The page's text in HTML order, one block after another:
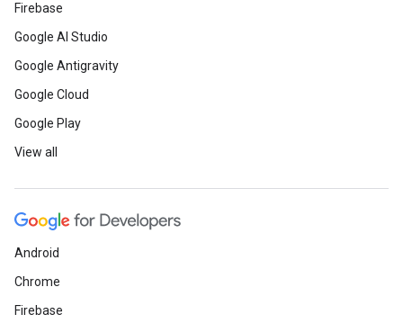
Firebase
Google AI Studio
Google Antigravity
Google Cloud
Google Play
View all
Android
Chrome
Firebase